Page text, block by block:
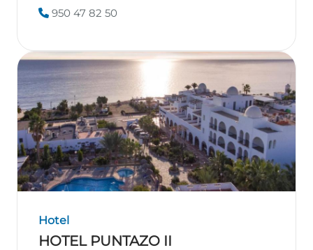
950 47 82 50
Hotel
HOTEL PUNTAZO II